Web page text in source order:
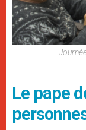
Le pape